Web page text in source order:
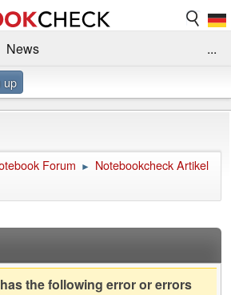
News
...
up
Forum ► Notebookcheck Artikel
the following error or errors